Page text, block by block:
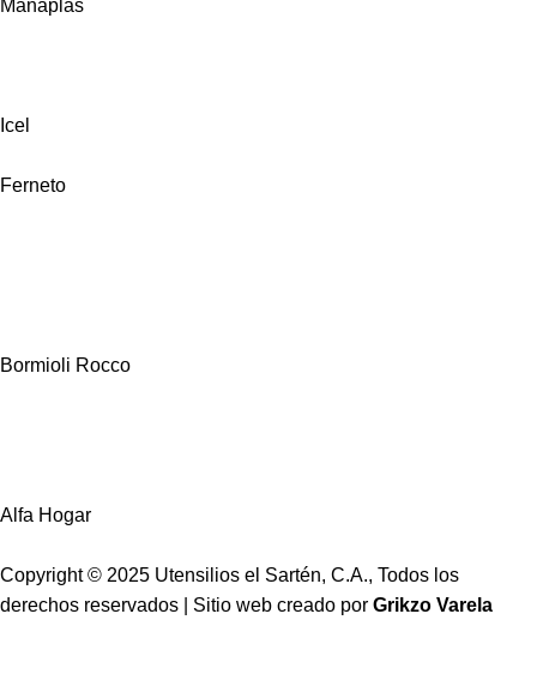
Manaplas
Icel
Ferneto
Bormioli Rocco
Alfa Hogar
Copyright © 2025 Utensilios el Sartén, C.A., Todos los
derechos reservados | Sitio web creado por Grikzo Varela